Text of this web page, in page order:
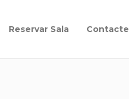
Reservar Sala Contacte